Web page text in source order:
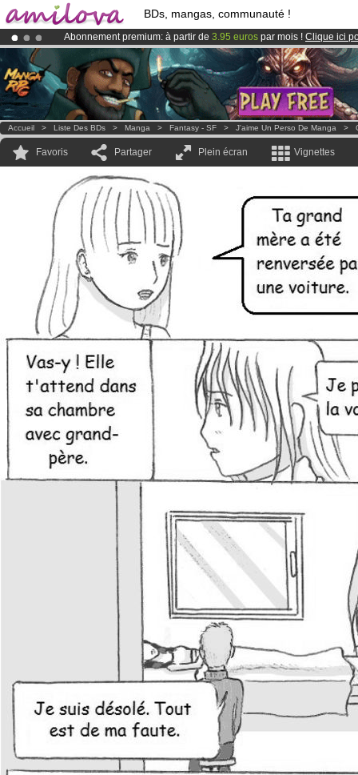
BDs, mangas, communauté !
Abonnement premium: à partir de 3.95 euros par mois ! Clique ici
LeKickstarter Amilova est désormais lancé!.
Déjà 100000membreset 1000BDs & Mangas!
Accueil > Liste Des BDs > Manga > Fantasy - SF > J'aime Un Perso De Manga >
Favoris Partager Plein écran Vignettes